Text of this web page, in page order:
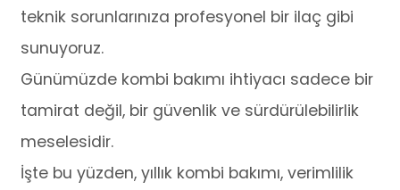
teknik sorunlarınıza profesyonel bir ilaç gibi
sunuyoruz.
Günümüzde kombi bakımı ihtiyacı sadece bir
tamirat değil, bir güvenlik ve sürdürülebilirlik
meselesidir.
İşte bu yüzden, yıllık kombi bakımı, verimlilik